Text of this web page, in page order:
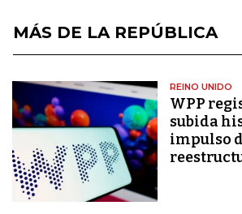
MÁS DE LA REPÚBLICA
REINO UNIDO
WPP
subida
impulso